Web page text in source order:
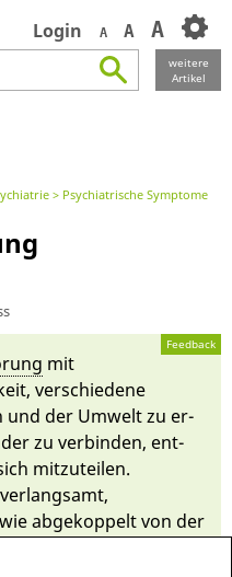
Login A A A
weitere
Artikel
Psychiatrische Symptome
Feedback
mit
ver­schie­de­ne
und der Um­welt zu er­
zu ver­binden, ent­
mit­zuteilen.
ab­gekop­pelt von der